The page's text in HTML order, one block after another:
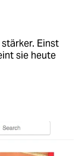
Einst
sie heute